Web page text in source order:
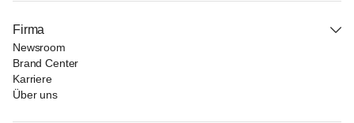
Firma
Newsroom
Brand Center
Karriere
Über uns